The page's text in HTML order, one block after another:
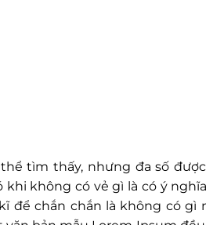
tìm thấy, nhưng đa số
không có vẻ gì là có ý
để chắn chắn là không có gì